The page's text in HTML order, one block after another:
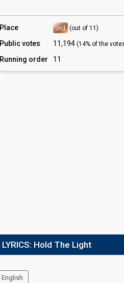
Place 3rd (out of 11)
Public votes 11,194 (14% of the
Running order 11
LYRICS: Hold The Light
English